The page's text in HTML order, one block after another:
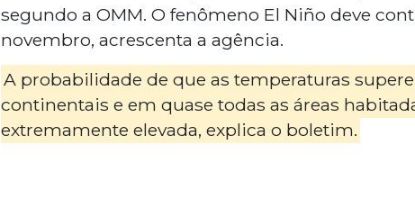
segundo a OMM. O fenômeno El Niño deve
novembro, acrescenta a agência.
A probabilidade de que as temperaturas
continentais e em quase todas as áreas
extremamente elevada, explica o boletim.